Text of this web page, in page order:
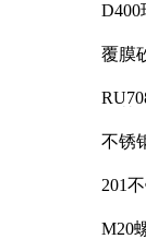
覆膜
不锈
201
M20